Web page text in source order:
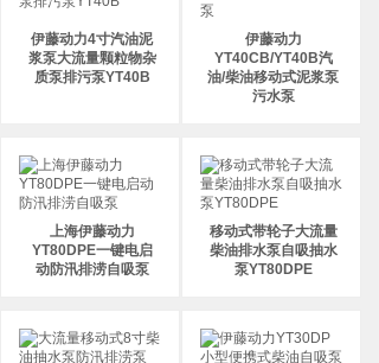
伊藤动力4寸汽油泥
浆泵大流量颗粒物杂
质泵排污泵YT40B
伊藤动力
YT40CB/YT40B汽
油/柴油移动式泥浆泵
污水泵
上海伊藤动力
YT80DPE一键电启
动防汛排涝自吸泵
移动式带轮子大流量
柴油排水泵自吸抽水
泵YT80DPE